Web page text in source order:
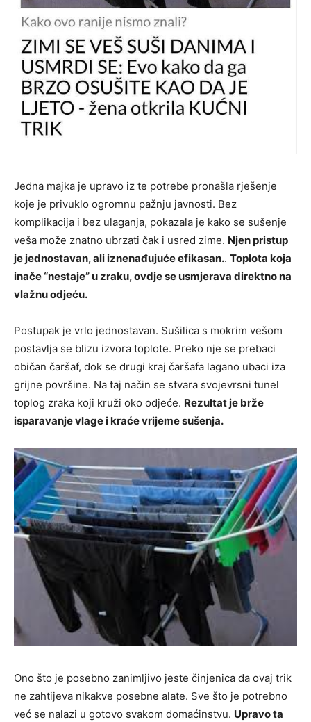
Jedna majka je upravo iz te potrebe pronašla rješenje
koje je privuklo ogromnu pažnju javnosti. Bez
komplikacija i bez ulaganja, pokazala je kako se sušenje
veša može znatno ubrzati čak i usred zime. Njen pristup
je jednostavan, ali iznenađujuće efikasan.. Toplota koja
inače “nestaje” u zraku, ovdje se usmjerava direktno na
vlažnu odjeću.
Postupak je vrlo jednostavan. Sušilica s mokrim vešom
postavlja se blizu izvora toplote. Preko nje se prebaci
običan čaršaf, dok se drugi kraj čaršafa lagano ubaci iza
grijne površine. Na taj način se stvara svojevrsni tunel
toplog zraka koji kruži oko odjeće. Rezultat je brže
isparavanje vlage i kraće vrijeme sušenja.
Ono što je posebno zanimljivo jeste činjenica da ovaj trik
ne zahtijeva nikakve posebne alate. Sve što je potrebno
već se nalazi u gotovo svakom domaćinstvu. Upravo ta